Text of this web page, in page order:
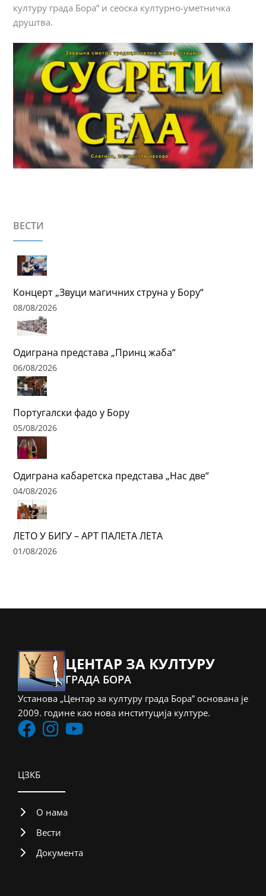
културу града Бора” и сеоска културно-уметничка
друштва.
ВЕСТИ
Концерт „Звуци магичних струна у Бору“
08/08/2026
Одиграна представа „Принц жаба“
06/08/2026
Португалски фадо у Бору
05/08/2026
Одиграна кабаретска представа „Нас две“
04/08/2026
ЛЕТО У БИГУ – АРТ ПАЛЕТА ЛЕТА
01/08/2026
ЦЕНТАР ЗА КУЛТУРУ
ГРАДА БОРА
Установа „Центар за културу града Бора” основана је
2009. године као нова институција културе.
ЦЗКБ
О нама
Вести
Документа